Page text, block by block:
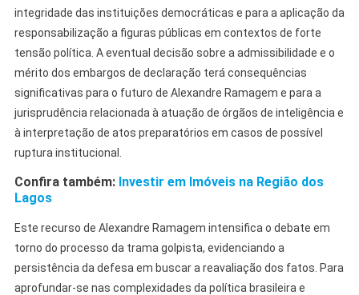
integridade das instituições democráticas e para a aplicação da
responsabilização a figuras públicas em contextos de forte
tensão política. A eventual decisão sobre a admissibilidade e o
mérito dos embargos de declaração terá consequências
significativas para o futuro de Alexandre Ramagem e para a
jurisprudência relacionada à atuação de órgãos de inteligência e
à interpretação de atos preparatórios em casos de possível
ruptura institucional.
Confira também: Investir em Imóveis na Região dos
Lagos
Este recurso de Alexandre Ramagem intensifica o debate em
torno do processo da trama golpista, evidenciando a
persistência da defesa em buscar a reavaliação dos fatos. Para
aprofundar-se nas complexidades da política brasileira e